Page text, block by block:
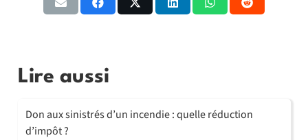
Lire aussi
Don aux sinistrés d’un incendie : quelle réduction
d’impôt ?